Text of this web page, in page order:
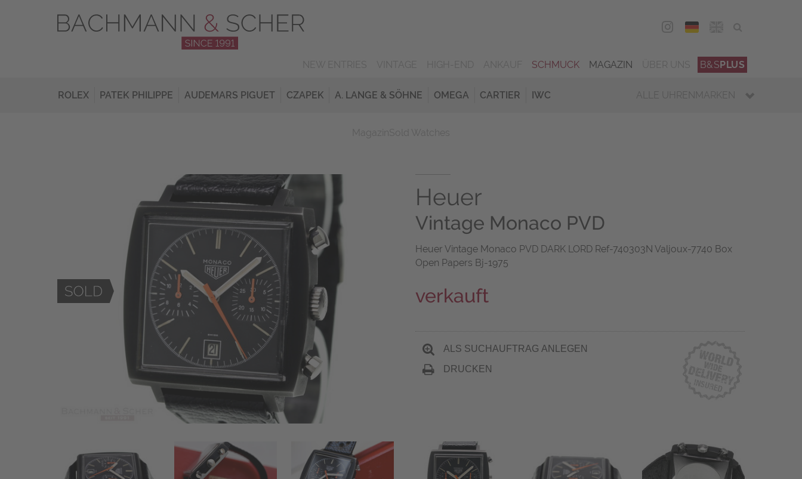
DEU
SCHMUCK MAGAZIN B&SPLUS
ROLEX PATEK PHILIPPE AUDEMARS PIGUET CZAPEK A. LANGE & SÖHNE OMEGA CARTIER IWC ALLE UHRENMARKEN
Heuer
Vintage Monaco PVD
Heuer Vintage Monaco PVD DARK LORD Ref-740303N Valjoux-7740 Box
Open Papers Bj-1975
verkauft
ALS SUCHAUFTRAG ANLEGEN
DRUCKEN